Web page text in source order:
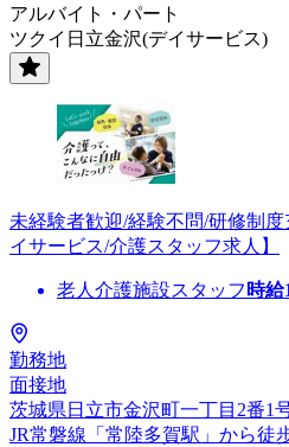
アルバイト・パート
ツクイ日立金沢(デイサービス)
未経験者歓迎/経験不問/研修制
イサービス/介護スタッフ求人】
老人介護施設スタッフ 時給
勤務地
面接地
茨城県日立市金沢町一丁目2番1
JR常磐線「常陸多賀駅」から徒